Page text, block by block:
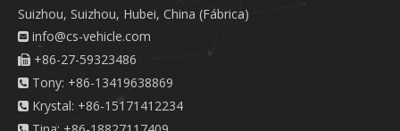
Suizhou, Suizhou, Hubei, China (Fábrica)
 info@cs-vehicle.com
 +86-27-59323486
 Tony: +86-13419638869
 Krystal: +86-15171412234